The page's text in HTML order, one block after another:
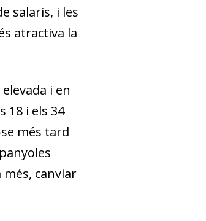
salaris, i les
atractiva la
i en
18 i els 34
més tard
més, canviar